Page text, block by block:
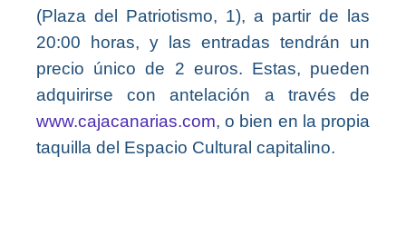
(Plaza del Patriotismo, 1), a partir de las
20:00 horas, y las entradas tendrán un
precio único de 2 euros. Estas, pueden
adquirirse con antelación a través de
www.cajacanarias.com, o bien en la propia
taquilla del Espacio Cultural capitalino.